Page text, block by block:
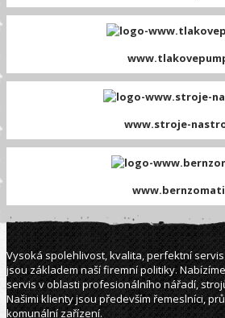
www.stroje-
Vysoká spolehlivost, kvalita, perfektní
jsou základem naší firemní politiky.
servis v oblasti profesionálního nářadí,
Našimi klienty jsou především řemeslníci,
komunální zařízení.